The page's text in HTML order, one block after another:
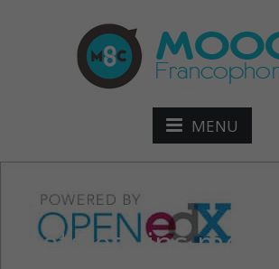
MENU
mets et vins mooc